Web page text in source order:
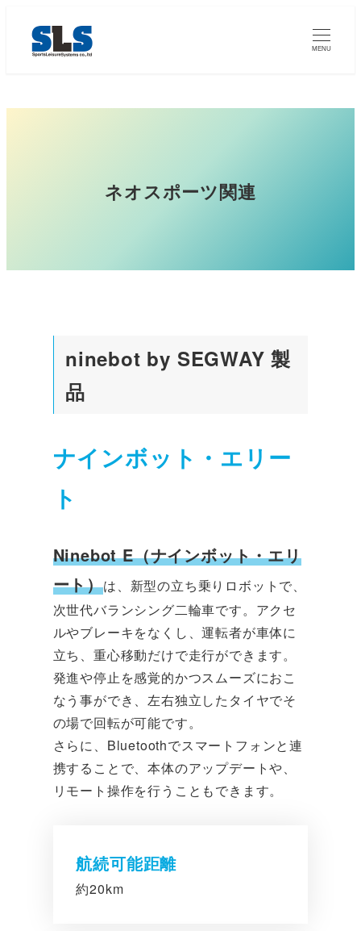
MENU
ネオスポーツ関連
ninebot by SEGWAY 製
品
ナインボット・エリー
ト
Ninebot E（ナインボット・エリ
ート）は、新型の立ち乗りロボットで、
次世代バランシング二輪車です。アクセ
ルやブレーキをなくし、運転者が車体に
立ち、重心移動だけで走行ができます。
発進や停止を感覚的かつスムーズにおこ
なう事ができ、左右独立したタイヤでそ
の場で回転が可能です。
さらに、Bluetoothでスマートフォンと連
携することで、本体のアップデートや、
リモート操作を行うこともできます。
航続可能距離
約20km